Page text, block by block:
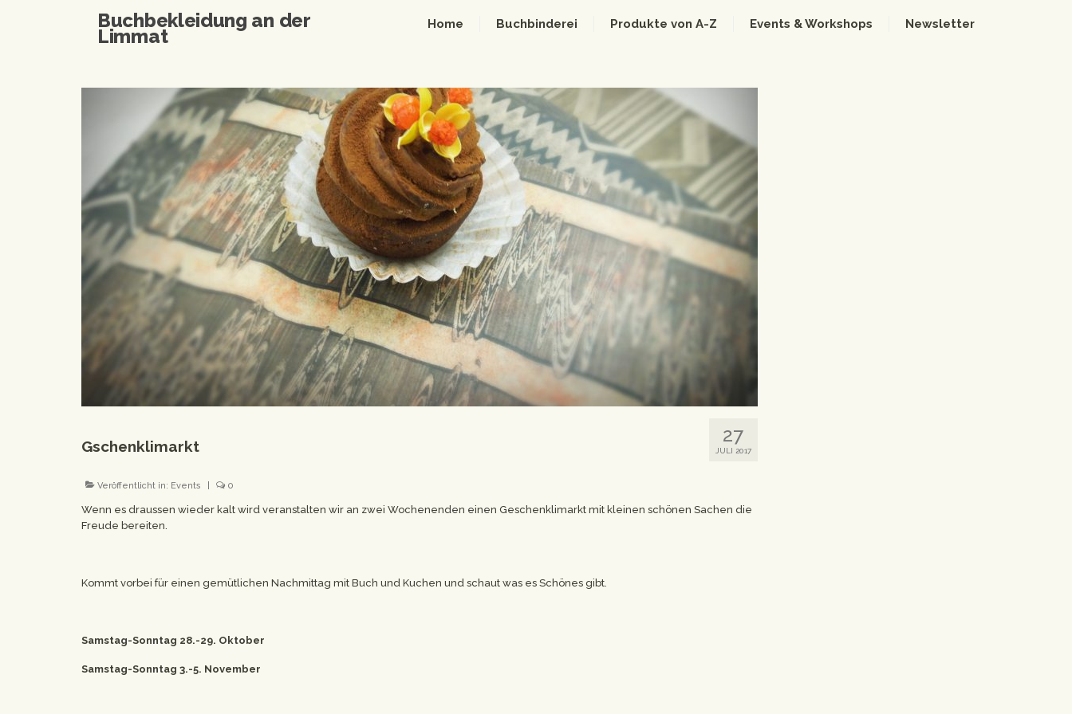
Buchbekleidung an der
Limmat
Home Buchbinderei Produkte von A-Z Events & Workshops Newsletter
27
JULI 2017
Gschenklimarkt
Veröffentlicht in: Events 0
Wenn es draussen wieder kalt wird veranstalten wir an zwei Wochenenden einen Geschenklimarkt mit kleinen schönen Sachen die
Freude bereiten.
Kommt vorbei für einen gemütlichen Nachmittag mit Buch und Kuchen und schaut was es Schönes gibt.
Samstag-Sonntag 28.-29. Oktober
Samstag-Sonntag 3.-5. November